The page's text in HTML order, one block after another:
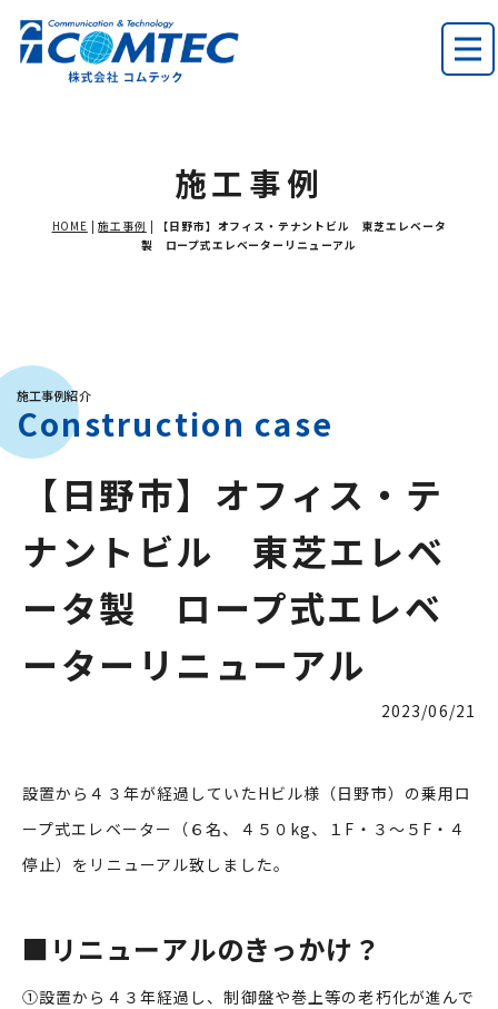
施工事例
HOME |施工事例
【日野市】オフィス・テナントビル 東芝エレベータ
製 ロープ式エレベーターリニューアル
施工事例紹介
Construction case
【日野市】オフィス・テ
ナントビル 東芝エレベ
ータ製 ロープ式エレベ
ーターリニューアル
2023/06/21
設置から４３年が経過していたHビル様（日野市）の乗用ロ
ープ式エレベーター（６名、４５０kg、１F・３～５F・４
停止）をリニューアル致しました。
■ リニューアルのきっかけ？
①設置から４３年経過し、制御盤や巻上等の老朽化が進んで